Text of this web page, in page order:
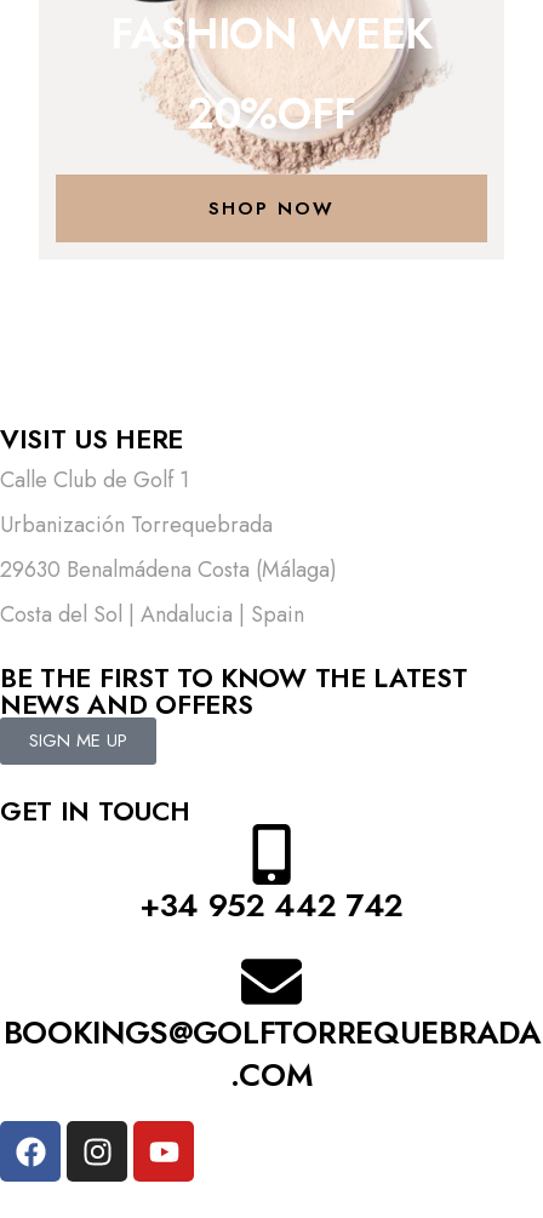
FASHION WEEK
20%OFF
SHOP NOW
VISIT US HERE
Calle Club de Golf 1
Urbanización Torrequebrada
29630 Benalmádena Costa (Málaga)
Costa del Sol | Andalucia | Spain
BE THE FIRST TO KNOW THE LATEST
NEWS AND OFFERS
SIGN ME UP
GET IN TOUCH
+34 952 442 742
BOOKINGS@GOLFTORREQUEBRADA
.COM